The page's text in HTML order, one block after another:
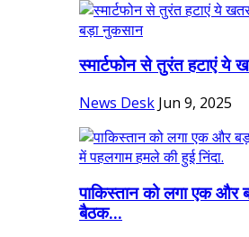
स्मार्टफोन से तुरंत हटाएं ये
News Desk Jun 9, 2025
पाकिस्तान को लगा एक और
बैठक...